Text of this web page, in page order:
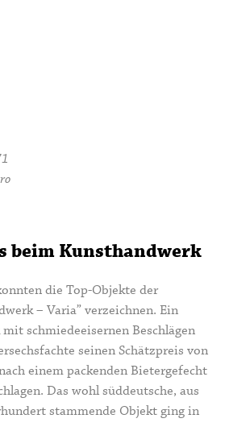
beim Kunsthandwerk
die Top-Objekte der
– Varia” verzeichnen. Ein
schmiedeeisernen Beschlägen
seinen Schätzpreis von
einem packenden Bietergefecht
Das wohl süddeutsche, aus
stammende Objekt ging in